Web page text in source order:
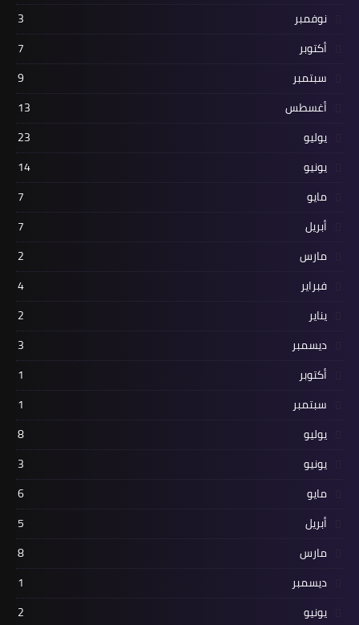
نوفمبر
3
أكتوبر
7
سبتمبر
9
أغسطس
13
يوليو
23
يونيو
14
مايو
7
أبريل
7
مارس
2
فبراير
4
يناير
2
ديسمبر
3
أكتوبر
1
سبتمبر
1
يوليو
8
يونيو
3
مايو
6
أبريل
5
مارس
8
ديسمبر
1
يونيو
2